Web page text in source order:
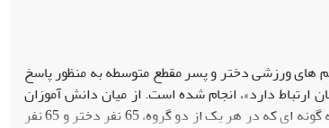
ورزشی دختر و پسر مقطع متوسطه به منظور پاسخ
دارد»،‌ انجام شده است. از میان دانش آموزان
مقطع متوسطه شهرستان های استان تهران، تعداد 130 نفر عضو و 130 نفر غیرعضو تیم های ورزشی- به گونه ای که در هر یک از دو گروه، 65 نفر دختر و 65 نفر